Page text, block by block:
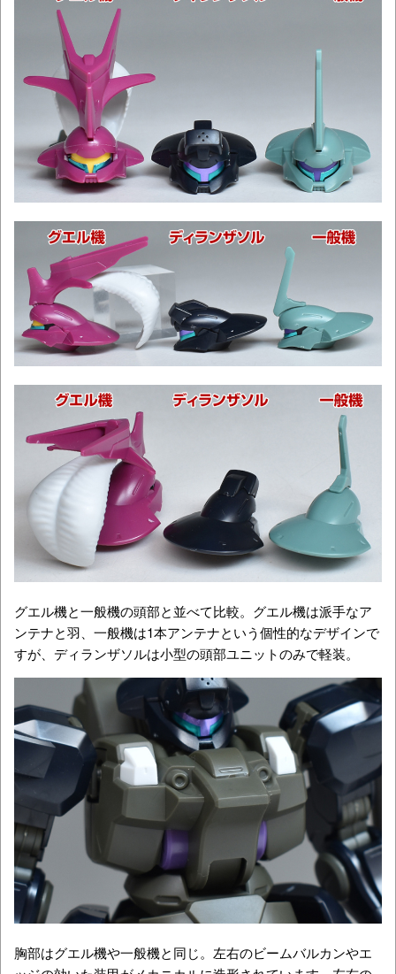
グエル機と一般機の頭部と並べて比較。グエル機は派手なア
ンテナと羽、一般機は1本アンテナという個性的なデザインで
すが、ディランザソルは小型の頭部ユニットのみで軽装。
胸部はグエル機や一般機と同じ。左右のビームバルカンやエ